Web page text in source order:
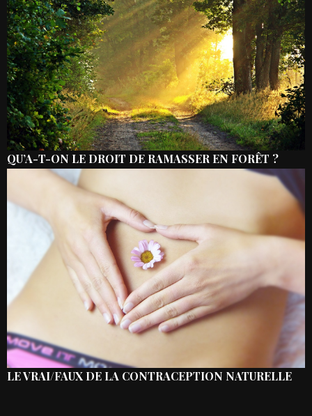
QU’A-T-ON LE DROIT DE RAMASSER EN FORÊT ?
LE VRAI/FAUX DE LA CONTRACEPTION NATURELLE